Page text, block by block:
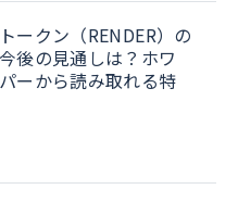
ークン（RENDER）の
後の見通しは？ホワ
ーから読み取れる特